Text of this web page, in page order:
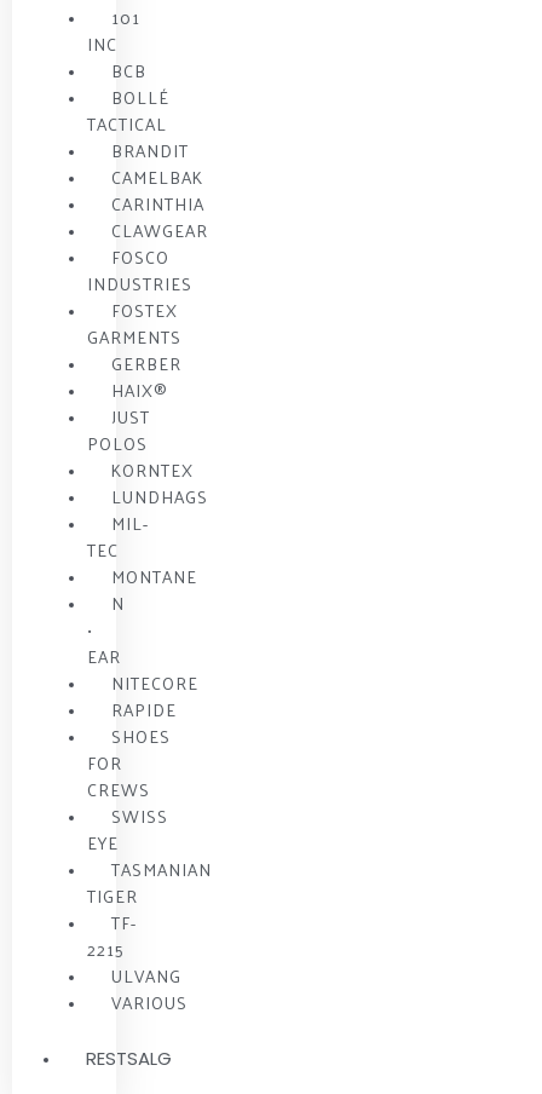
101
INC
BCB
BOLLÉ
TACTICAL
BRANDIT
CAMELBAK
CARINTHIA
CLAWGEAR
FOSCO
INDUSTRIES
FOSTEX
GARMENTS
GERBER
HAIX®
JUST
POLOS
KORNTEX
LUNDHAGS
MIL-
TEC
MONTANE
N
•
EAR
NITECORE
RAPIDE
SHOES
FOR
CREWS
SWISS
EYE
TASMANIAN
TIGER
TF-
2215
ULVANG
VARIOUS
RESTSALG